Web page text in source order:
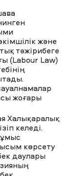
және
тәжірибеге
(Labour Law)
жоғары
Халықаралық
келеді.
көрсету
даулары